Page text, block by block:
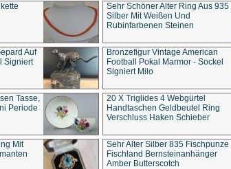
Sehr Schöner Alter Ring Aus 935
Silber Mit Weißen Und
Rubinfarbenen Steinen
Auf
Signiert
Bronzefigur Vintage American
Football Pokal Marmor - Sockel
Signiert Milo
Tasse,
Periode
20 X Triglides 4 Webgürtel
Handtaschen Geldbeutel Ring
Verschluss Haken Schieber
Mit
Sehr Alter Silber 835 Fischpunze
Fischland Bernsteinanhänger
Amber Butterscotch